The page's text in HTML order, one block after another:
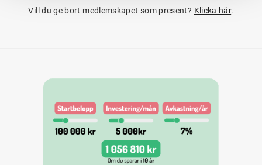
Vill du ge bort medlemskapet som present? Klicka här.